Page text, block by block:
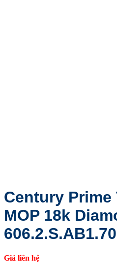
Century Prime
MOP 18k
Giá liên hệ